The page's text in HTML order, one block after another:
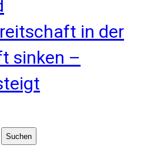
in der
sinken –
Suchen